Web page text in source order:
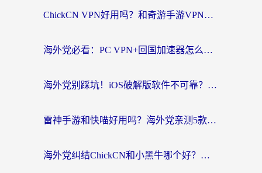
ChickCN VPN好用吗？和奇游手游VPN对比哪个回国效果更好？海外党亲测实用指南
海外党必看：PC VPN+回国加速器怎么选？无缝访问国内资源全攻略
海外党别踩坑！iOS破解版软件不可靠？教你选对回国加速器无缝看国内资源
雷神手游和快喵好用吗？海外党亲测5款回国加速器，附斧牛Bling对比+微信视频号解决办法
海外党纠结ChickCN和小黑牛哪个好？一篇帮你选对回国加速器的实用指南